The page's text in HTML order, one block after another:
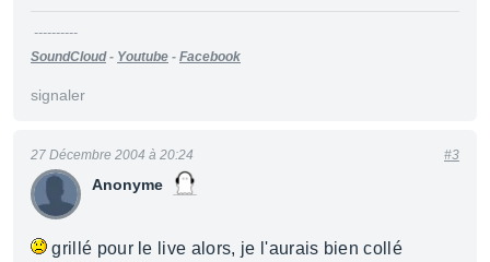
----------
SoundCloud- Youtube - Facebook
signaler
Anonyme
27 Décembre 2004 à 20:24 #3
grillé pour le live alors, je l'aurais bien collé